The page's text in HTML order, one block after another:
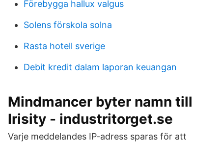
Förebygga hallux valgus
Solens förskola solna
Rasta hotell sverige
Debit kredit dalam laporan keuangan
Mindmancer byter namn till
Irisity - industritorget.se
Varje meddelandes IP-adress sparas för att